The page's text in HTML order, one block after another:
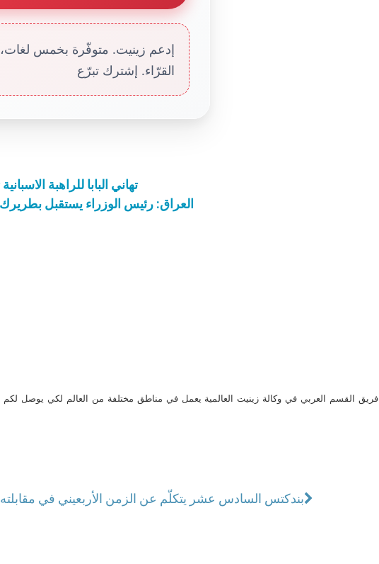
إدعم زينيت. متوفّرة بخمس لغات،
القرّاء. إشترك تبرّع
تهاني البابا للراهبة
العراق: رئيس الوزراء يستقبل
فريق القسم العربي في وكالة زينيت العالمية يعمل في مناطق مختلفة من العالم لكي يوصل
بندكتس السادس عشر يتكلّم عن الزمن الأربعيني في مقابلته